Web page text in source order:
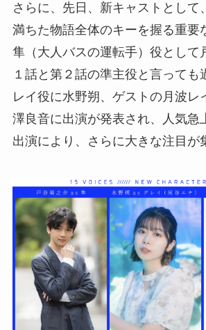
さらに、先日、新キャストとして
満ちた物語全体のキーを握る重要
隼（大人バスの運転手）役として
１話と第２話の準主役と言っても
レイ役に水野朔、ゲストの月波レ
澤良音に出演が発表され、人気急
出演により、さらに大きな注目が